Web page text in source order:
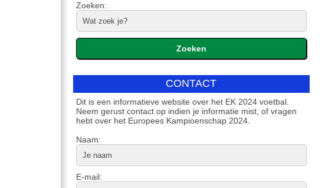
Zoeken:
CONTACT
Dit is een informatieve website over het EK 2024 voetbal.
Neem gerust contact op indien je informatie mist, of vragen
hebt over het Europees Kampioenschap 2024.
Naam:
E-mail: